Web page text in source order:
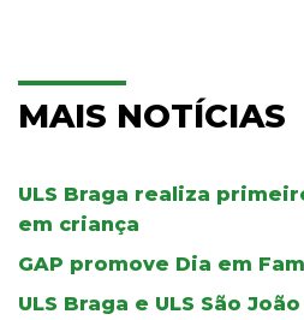
MAIS NOTÍCIAS
ULS Braga realiza
em criança
GAP promove Dia em
ULS Braga e ULS São